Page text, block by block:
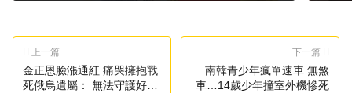
上一篇
金正恩臉漲通紅 痛哭擁抱戰
死俄烏遺屬： 無法守護好他
下一篇
南韓青少年瘋單速車 無煞
車…14歲少年撞室外機慘死